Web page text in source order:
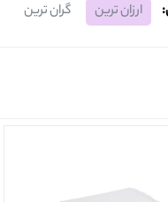
ارزان ترین گران ترین